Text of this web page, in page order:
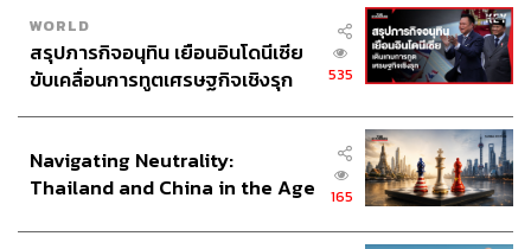
WORLD
สรุปภารกิจอนุทิน เยือนอินโดนีเซีย
ขับเคลื่อนการทูตเศรษฐกิจเชิงรุก
535
Navigating Neutrality:
Thailand and China in the Age
165